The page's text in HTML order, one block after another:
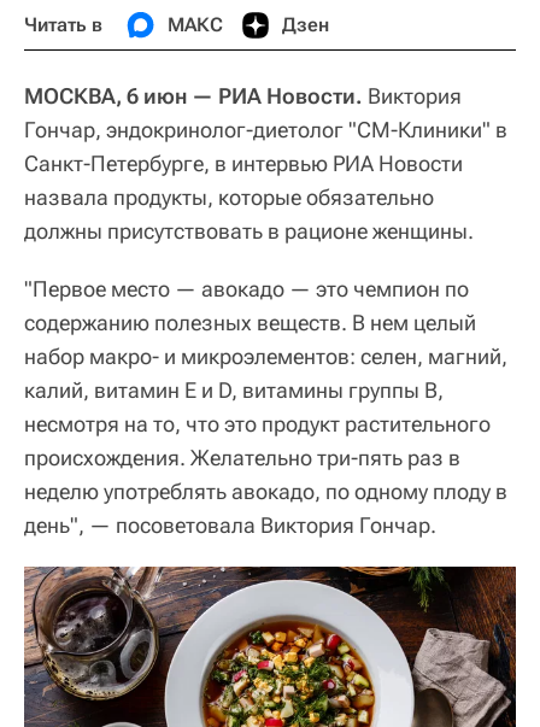
Читать в МАКС Дзен
МОСКВА, 6 июн — РИА Новости. Виктория
Гончар, эндокринолог-диетолог "СМ-Клиники" в
Санкт-Петербурге, в интервью РИА Новости
назвала продукты, которые обязательно
должны присутствовать в рационе женщины.
"Первое место — авокадо — это чемпион по
содержанию полезных веществ. В нем целый
набор макро- и микроэлементов: селен, магний,
калий, витамин Е и D, витамины группы B,
несмотря на то, что это продукт растительного
происхождения. Желательно три-пять раз в
неделю употреблять авокадо, по одному плоду в
день", — посоветовала Виктория Гончар.